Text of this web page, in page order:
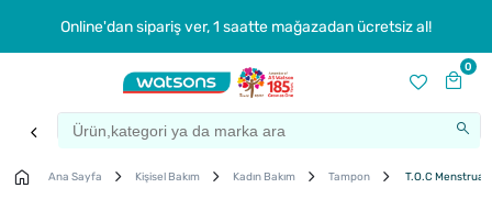
Online'dan sipariş ver, 1 saatte mağazadan ücretsiz al!
0
Ana Sayfa Kişisel Bakım Kadın Bakım Tampon T.O.C Menstrual